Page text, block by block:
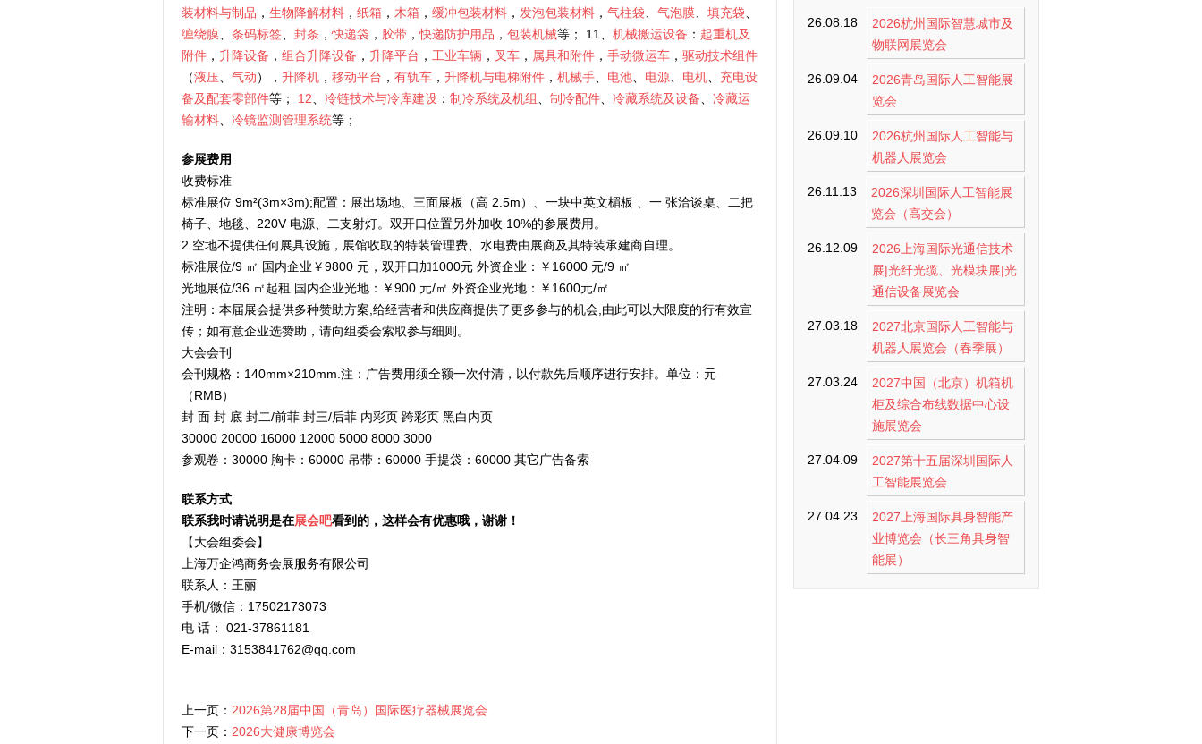
装材料与制品 ， 生物降解材料 ， 纸箱 ， 木箱 ， 缓冲包装材料 ， 发泡包装材料 ， 气柱袋 气泡膜 填充袋
缠绕膜
条码标签 封条 ，快递袋 ， 胶带 ，快递防护用品 ， 包装机械等； 11、 机械搬运设备 ： 起重机及
附件 ， 升降设备 ， 组合升降设备 ， 升降平台 ， 工业车辆 ， 叉车 ， 属具和附件 ， 手动微运车 ， 驱动技术组件
（液压 气动）， 升降机 ， 移动平台 ， 有轨车 ， 升降机与电梯附件 ， 机械手 电池 电源 电机
充电设
备及配套零部件等； 12 冷链技术与冷库建设 ： 制冷系统及机组 制冷配件 冷藏系统及设备
冷藏运
输材料
冷镜监测管理系统等；
参展费用
收费标准
标准展位 9m²(3m×3m);配置：展出场地、三面展板（高 2.5m）、一块中英文楣板 、一 张洽谈桌、二把
椅子、地毯、220V 电源、二支射灯。双开口位置另外加收 10%的参展费用。
2.空地不提供任何展具设施，展馆收取的特装管理费、水电费由展商及其特装承建商自理。
标准展位/9 ㎡ 国内企业￥9800 元，双开口加1000元 外资企业：￥16000 元/9 ㎡
光地展位/36 ㎡起租 国内企业光地：￥900 元/㎡ 外资企业光地：￥1600元/㎡
注明：本届展会提供多种赞助方案,给经营者和供应商提供了更多参与的机会,由此可以大限度的行有效宣
传；如有意企业选赞助，请向组委会索取参与细则。
大会会刊
会刊规格：140mm×210mm.注：广告费用须全额一次付清，以付款先后顺序进行安排。单位：元
（RMB）
封 面 封 底 封二/前菲 封三/后菲 内彩页 跨彩页 黑白内页
30000 20000 16000 12000 5000 8000 3000
参观卷：30000 胸卡：60000 吊带：60000 手提袋：60000 其它广告备索
联系方式
联系我时请说明是在展会吧看到的，这样会有优惠哦，谢谢！
【大会组委会】
上海万企鸿商务会展服务有限公司
联系人：王丽
手机/微信：17502173073
电 话： 021-37861181
E-mail：3153841762@qq.com
上一页： 2026第28届中国（青岛）国际医疗器械展览会
下一页： 2026大健康博览会
26.08.18
2026杭州国际智慧城市及
物联网展览会
26.09.04
2026青岛国际人工智能展
览会
26.09.10
2026杭州国际人工智能与
机器人展览会
26.11.13
2026深圳国际人工智能展
览会（高交会）
26.12.09
2026上海国际光通信技术
展|光纤光缆、光模块展|光
通信设备展览会
27.03.18
2027北京国际人工智能与
机器人展览会（春季展）
27.03.24
2027中国（北京）机箱机
柜及综合布线数据中心设
施展览会
27.04.09
2027第十五届深圳国际人
工智能展览会
27.04.23
2027上海国际具身智能产
业博览会（长三角具身智
能展）